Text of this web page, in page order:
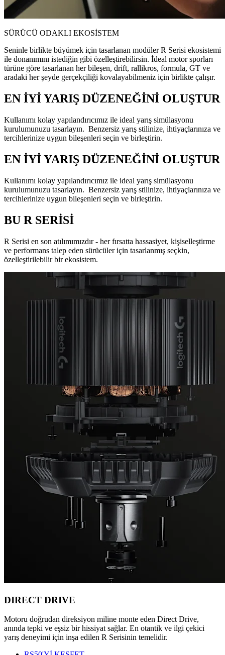
SÜRÜCÜ ODAKLI EKOSİSTEM
Seninle birlikte büyümek için tasarlanan modüler R Serisi ekosistemi
ile donanımını istediğin gibi özelleştirebilirsin. İdeal motor sporları
türüne göre tasarlanan her bileşen, drift, rallikros, formula, GT ve
aradaki her şeyde gerçekçiliği kovalayabilmeniz için birlikte çalışır.
EN İYİ YARIŞ DÜZENEĞİNİ OLUŞTUR
Kullanımı kolay yapılandırıcımız ile ideal yarış simülasyonu
kurulumunuzu tasarlayın. Benzersiz yarış stilinize, ihtiyaçlarınıza ve
tercihlerinize uygun bileşenleri seçin ve birleştirin.
EN İYİ YARIŞ DÜZENEĞİNİ OLUŞTUR
Kullanımı kolay yapılandırıcımız ile ideal yarış simülasyonu
kurulumunuzu tasarlayın. Benzersiz yarış stilinize, ihtiyaçlarınıza ve
tercihlerinize uygun bileşenleri seçin ve birleştirin.
BU R SERİSİ
R Serisi en son atılımımızdır - her fırsatta hassasiyet, kişiselleştirme
ve performans talep eden sürücüler için tasarlanmış seçkin,
özelleştirilebilir bir ekosistem.
DIRECT DRIVE
Motoru doğrudan direksiyon miline monte eden Direct Drive,
anında tepki ve eşsiz bir hissiyat sağlar. En otantik ve ilgi çekici
yarış deneyimi için inşa edilen R Serisinin temelidir.